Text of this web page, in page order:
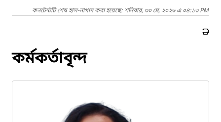
কনটেন্টটি শেষ হাল-নাগাদ করা হয়েছে: শনিবার, ৩০ মে, ২০২৬ এ ০৪:১৩ PM
কর্মকর্তাবৃন্দ